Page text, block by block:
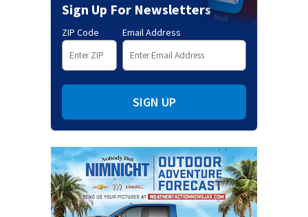
Sign Up For Newsletters
ZIP Code Email Address
SIGN UP